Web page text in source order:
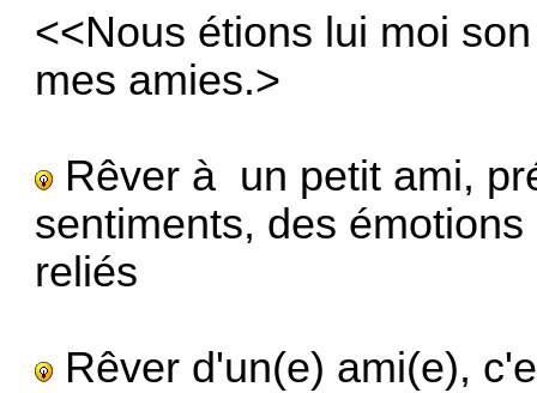
<<Nous étions lui moi
mes amies.>
Rêver à un petit ami,
sentiments, des
reliés
Rêver d'un(e) ami(e),